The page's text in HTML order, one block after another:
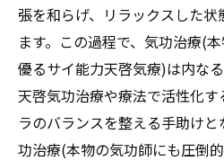
天啓気功治療や療法
調整の実践で得られる
気功治療(本物の気功
イ能力天啓気療)とチ
解する
張を和らげ、リラックスした
ます。この過程で、気功治療(
優るサイ能力天啓気療)は内な
天啓気功治療や療法で活性化
ラのバランスを整える手助け
功治療(本物の気功師にも圧倒